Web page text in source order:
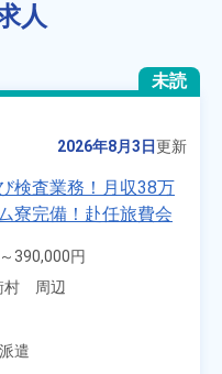
人
未読
2026年8月3日更新
検査業務！月収38万
寮完備！赴任旅費会
＆業績賞与あり！
あり！カップルでの
390,000円
円　周辺
遣